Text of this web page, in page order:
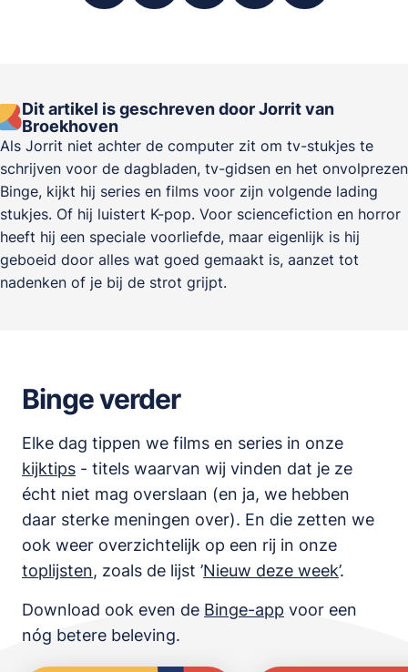
Dit artikel is geschreven door Jorrit van
Broekhoven
Als Jorrit niet achter de computer zit om tv-stukjes te
schrijven voor de dagbladen, tv-gidsen en het onvolprezen
Binge, kijkt hij series en films voor zijn volgende lading
stukjes. Of hij luistert K-pop. Voor sciencefiction en horror
heeft hij een speciale voorliefde, maar eigenlijk is hij
geboeid door alles wat goed gemaakt is, aanzet tot
nadenken of je bij de strot grijpt.
Binge verder
Elke dag tippen we films en series in onze
kijktips - titels waarvan wij vinden dat je ze
écht niet mag overslaan (en ja, we hebben
daar sterke meningen over). En die zetten we
ook weer overzichtelijk op een rij in onze
toplijsten, zoals de lijst ’Nieuw deze week’.
Download ook even de Binge-app voor een
nóg betere beleving.